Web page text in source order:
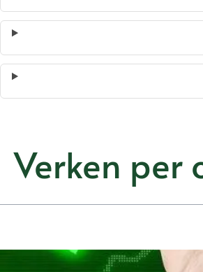
Verken per